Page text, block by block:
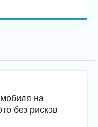
на
без рисков